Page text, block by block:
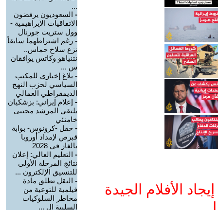
الأفلام الجيدة
...
- السعوديون يرفضون
الاتفاقيات الإبراهيمية -
وول ستريت جورنال
- رغم اشتراطهما سابقاً
نزع سلاح حماس..
نتنياهو وكاتس يوافقان
س ...
- بلاغ إخباري للمكتب
السياسي لحزب النهج
الديمقراطي العمالي
- إعلام إيراني: بزشكيان
يلتقي المرشد مجتبى
خامنئي
- حقل -كرونوس- بوابة
قبرص لإمداد أوروبا
بالغاز في 2028
- التعليم العالي: إعلان
نتائج المرحلة الأولى
للتنسيق الإلكترون ...
- النقل تطلق مادة
فيلمية للتوعية من
مخاطر السلوكيات
السلبية ال ...